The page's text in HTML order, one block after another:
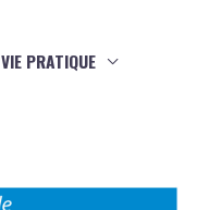
VIE PRATIQUE